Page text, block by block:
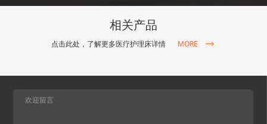
相关产品
点击此处，了解更多医疗护理床详情 MORE